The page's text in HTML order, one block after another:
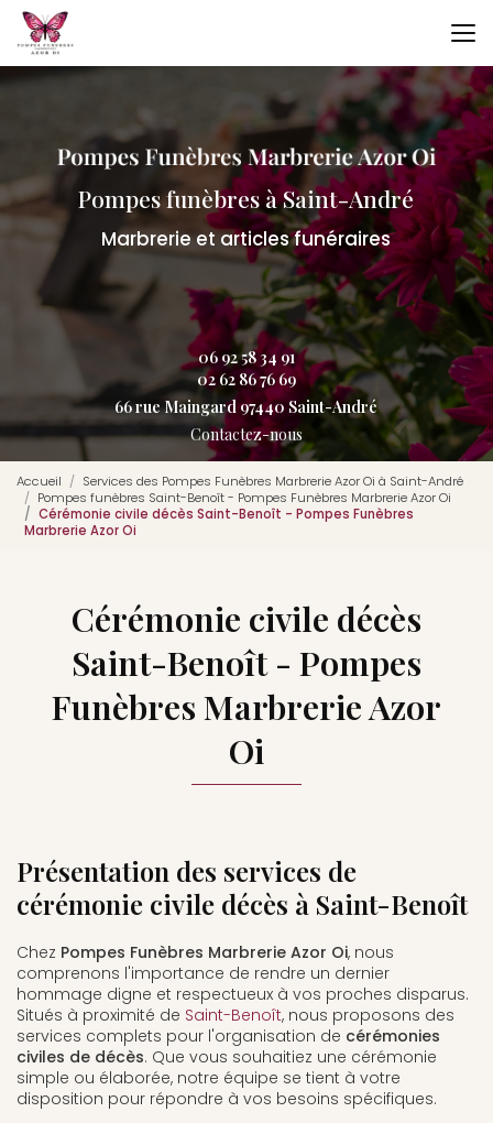
Aller
contenu
principal
Pompes funèbres à Saint-André
Marbrerie et articles funéraires
06 92 58 34 91
02 62 86 76 69
66 rue Maingard 97440 Saint-André
Contactez-nous
Accueil
Services des Pompes Funèbres Marbrerie Azor Oi à Saint-André
Pompes funèbres Saint-Benoît - Pompes Funèbres Marbrerie Azor Oi
Cérémonie civile décès Saint-Benoît - Pompes Funèbres
Marbrerie Azor Oi
Cérémonie civile décès
Saint-Benoît - Pompes
Funèbres Marbrerie Azor
Oi
Présentation des services de
cérémonie civile décès à Saint-Benoît
Chez Pompes Funèbres Marbrerie Azor Oi, nous
comprenons l'importance de rendre un dernier
hommage digne et respectueux à vos proches disparus.
Situés à proximité de Saint-Benoît, nous proposons des
services complets pour l'organisation de cérémonies
civiles de décès. Que vous souhaitiez une cérémonie
simple ou élaborée, notre équipe se tient à votre
disposition pour répondre à vos besoins spécifiques.